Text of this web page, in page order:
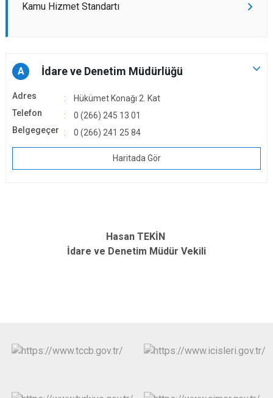
Kamu Hizmet Standartı
A İdare ve Denetim Müdürlüğü
Adres
Hükümet Konağı 2. Kat
Telefon
0 (266) 245 13 01
Belgegeçer
0 (266) 241 25 84
Haritada Gör
Hasan TEKİN
İdare ve Denetim Müdür Vekili